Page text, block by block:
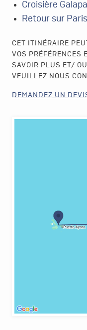
Croisière
Retour sur Paris
CET ITINÉRAIRE
VOS PRÉFÉRENCES
SAVOIR PLUS ET/
VEUILLEZ NOUS
DEMANDEZ UN